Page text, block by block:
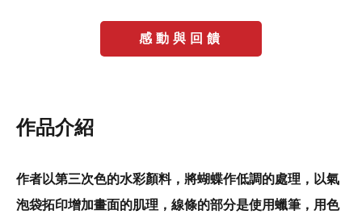
感動與回饋
作品介紹
作者以第三次色的水彩顏料，將蝴蝶作低調的處理，以氣
泡袋拓印增加畫面的肌理，線條的部分是使用蠟筆，用色